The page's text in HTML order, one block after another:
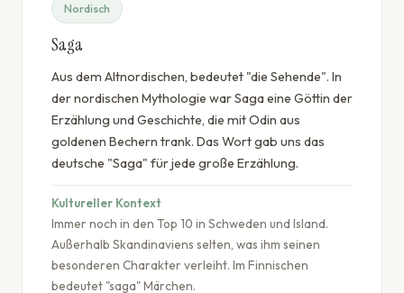
Nordisch
Saga
Aus dem Altnordischen, bedeutet "die Sehende". In
der nordischen Mythologie war Saga eine Göttin der
Erzählung und Geschichte, die mit Odin aus
goldenen Bechern trank. Das Wort gab uns das
deutsche "Saga" für jede große Erzählung.
Kultureller Kontext
Immer noch in den Top 10 in Schweden und Island.
Außerhalb Skandinaviens selten, was ihm seinen
besonderen Charakter verleiht. Im Finnischen
bedeutet "saga" Märchen.